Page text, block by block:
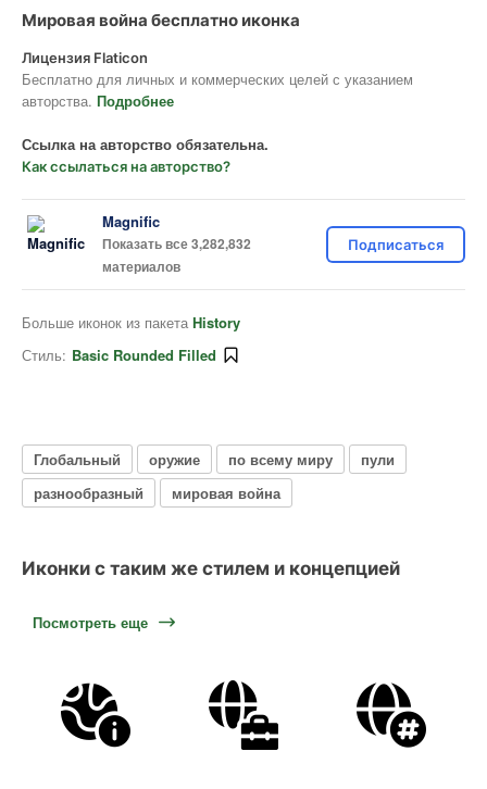
Мировая война бесплатно иконка
Лицензия Flaticon
Бесплатно для личных и коммерческих целей с указанием
авторства. Подробнее
Ссылка на авторство обязательна.
Как ссылаться на авторство?
Magnific
Показать все 3,282,832
материалов
Подписаться
Больше иконок из пакета History
Стиль: Basic Rounded Filled
Глобальный оружие по всему миру
пули
разнообразный
мировая война
Иконки с таким же стилем и концепцией
Посмотреть еще